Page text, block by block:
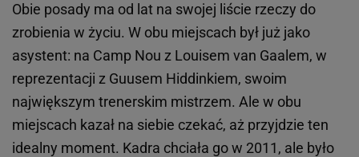
Obie posady ma od lat na swojej liście rzeczy do
zrobienia w życiu. W obu miejscach był już jako
asystent: na Camp Nou z Louisem van Gaalem, w
reprezentacji z Guusem Hiddinkiem, swoim
największym trenerskim mistrzem. Ale w obu
miejscach kazał na siebie czekać, aż przyjdzie ten
idealny moment. Kadra chciała go w 2011, ale było